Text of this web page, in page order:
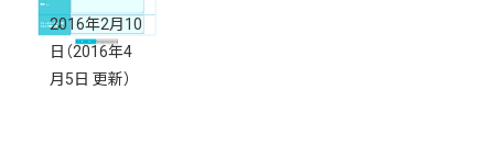
2016年2月10
日 （2016年4
月5日 更新）